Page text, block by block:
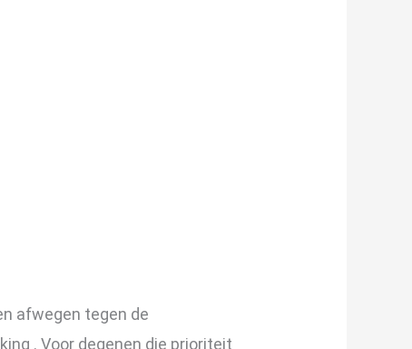
afwegen tegen de
. Voor degenen die prioriteit